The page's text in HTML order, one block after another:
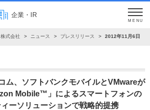
企業・IR
MENU
式会社 ニュース プレスリリース 2012年11月6日
ム、ソフトバンクモバイルとVMwareが
Mobile™」によるスマートフォンの
ーソリューションで戦略的提携